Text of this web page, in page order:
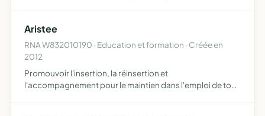
Aristee
RNA W832010190 · Education et formation · Créée en
2012
Promouvoir l'insertion, la réinsertion et
l'accompagnement pour le maintien dans l'emploi de tout